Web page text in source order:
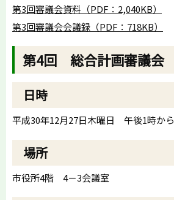
第3回審議会資料（PDF：2,040KB）
第3回審議会会議録（PDF：718KB）
第4回 総合計画審議会
日時
平成30年12月27日木曜日 午後1時から
場所
市役所4階 4－3会議室